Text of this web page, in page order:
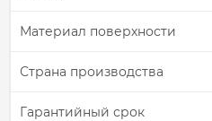
Материал поверхности
Страна производства
Гарантийный срок